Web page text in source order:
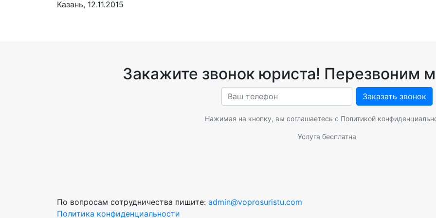
Казань, 12.11.2015
Закажите звонок юриста! Перезвоним
Заказать звонок
Нажимая на кнопку, вы соглашаетесь с Политикой
Услуга бесплатна
По вопросам сотрудничества пишите: admin@voprosuristu.com
Политика конфиденциальности